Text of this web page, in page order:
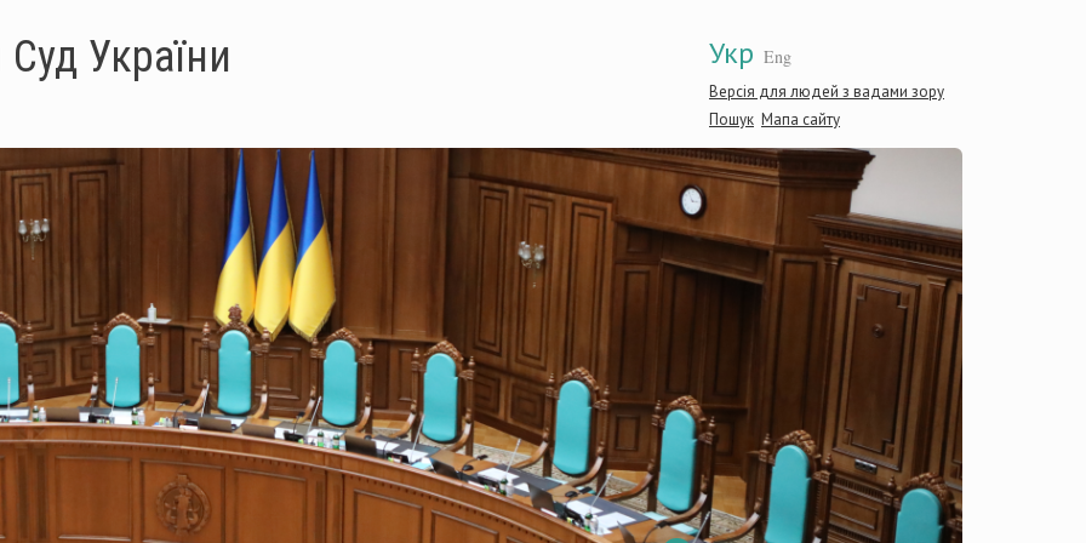
Укр Eng
Версія для людей з вадами зору
Пошук Мапа сайту
України
України